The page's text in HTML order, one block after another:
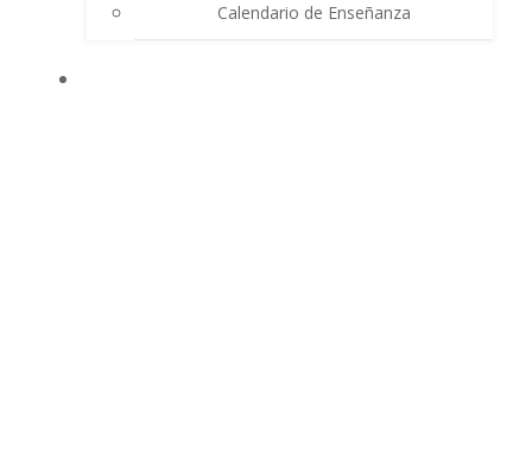
Calendario de Enseñanza